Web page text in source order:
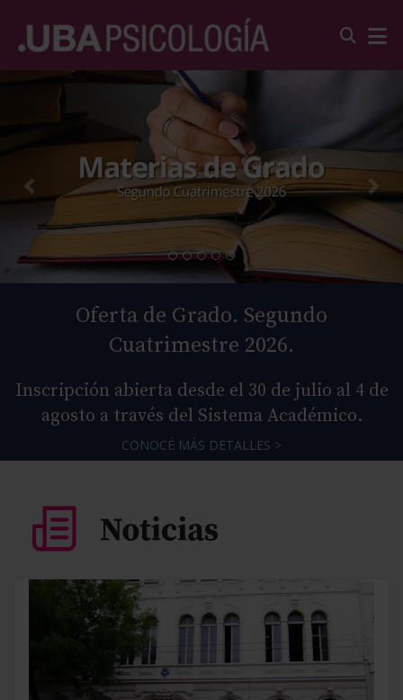
Oferta de Grado. Segundo
Cuatrimestre 2026.
Inscripción abierta desde el 30 de julio al 4 de
agosto a través del Sistema Académico.
CONOCÉ MÁS DETALLES >